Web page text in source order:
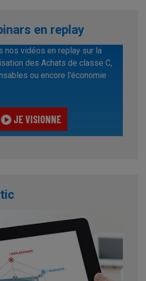
en replay
nos vidéos en replay sur la
des Achats de classe C,
ou encore l'économie
JE VISIONNE